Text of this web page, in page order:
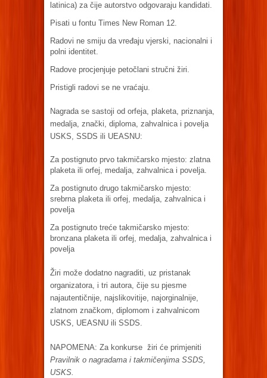
latinica) za čije autorstvo odgovaraju kandidati.
Pisati u fontu Times New Roman 12.
Radovi ne smiju da vređaju vjerski, nacionalni i
polni identitet.
Radove procjenjuje petočlani stručni žiri.
Pristigli radovi se ne vraćaju.
Nagrada se sastoji od orfeja, plaketa, priznanja,
medalja, znački, diploma, zahvalnica i povelja
USKS, SSDS ili UEASNU:
Za postignuto prvo takmičarsko mjesto: zlatna
plaketa ili orfej, medalja, zahvalnica i povelja.
Za postignuto drugo takmičarsko mjesto:
srebrna plaketa ili orfej, medalja, zahvalnica i
povelja
Za postignuto treće takmičarsko mjesto:
bronzana plaketa ili orfej, medalja, zahvalnica i
povelja
Žiri može dodatno nagraditi, uz pristanak
organizatora, i tri autora, čije su pjesme
najautentičnije, najslikovitije, najorginalnije,
zlatnom značkom, diplomom i zahvalnicom
USKS, UEASNU ili SSDS.
NAPOMENA: Za konkurse žiri će primjeniti
Pravilnik o nagradama i takmičenjima SSDS,
USKS.